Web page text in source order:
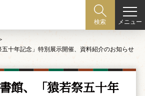
検索 メニュー
十年記念」特別展示開催、資料紹介のお知らせ
館、「猿若祭五十年